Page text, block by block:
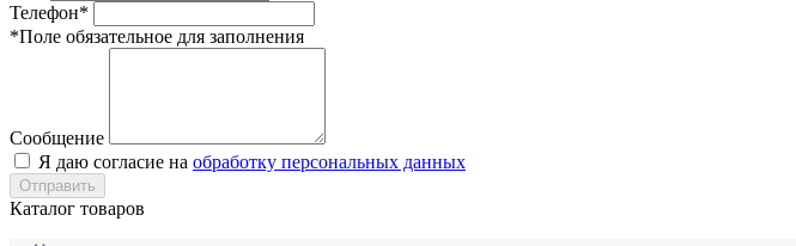
Телефон*
*Поле обязательное для заполнения
Сообщение
Я даю согласие на обработку персональных данных
Каталог товаров